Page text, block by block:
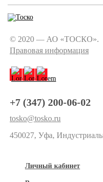
© 2020 — АО «ТОСКО».
Правовая информация
+7 (347) 200-06-02
tosko@tosko.ru
450027, Уфа,
Личный кабинет